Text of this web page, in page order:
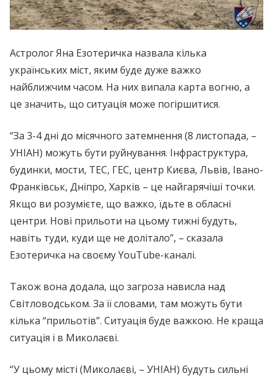
Астролог Яна Езотеричка назвала кілька
українських міст, яким буде дуже важко
найближчим часом. На них випала карта вогню, а
це значить, що ситуація може погіршитися.
“За 3-4 дні до місячного затемнення (8 листопада, –
УНІАН) можуть бути руйнування. Інфраструктура,
будинки, мости, ТЕС, ГЕС, центр Києва, Львів, Івано-
Франківськ, Дніпро, Харків – це найгарячіші точки.
Якщо ви розумієте, що важко, їдьте в обласні
центри. Нові прильоти на цьому тижні будуть,
навіть туди, куди ще не долітало”, – сказала
Езотеричка на своєму YouTube-каналі.
Також вона додала, що загроза нависла над
Світловодськом. За її словами, там можуть бути
кілька “прильотів”. Ситуація буде важкою. Не краща
ситуація і в Миколаєві.
“У цьому місті (Миколаєві, – УНІАН) будуть сильні